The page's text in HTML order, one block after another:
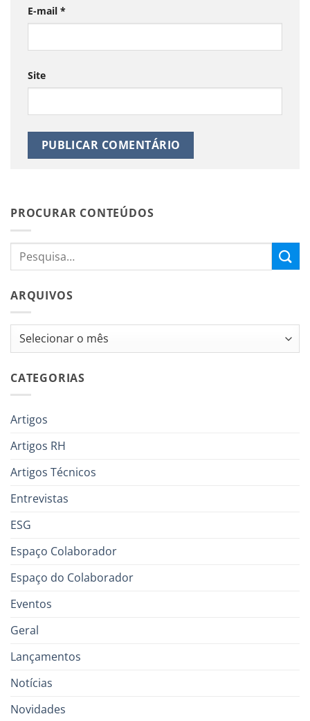
E-mail *
Site
PROCURAR CONTEÚDOS
ARQUIVOS
Arquivos
CATEGORIAS
Artigos
Artigos RH
Artigos Técnicos
Entrevistas
ESG
Espaço Colaborador
Espaço do Colaborador
Eventos
Geral
Lançamentos
Notícias
Novidades